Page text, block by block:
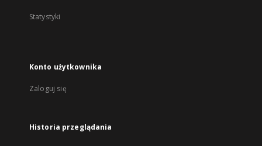
Statystyki
Konto użytkownika
Zaloguj się
Historia przeglądania